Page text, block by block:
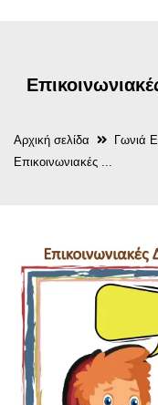
Αρχική σελίδα Γωνιά
Επικοινωνιακές ...